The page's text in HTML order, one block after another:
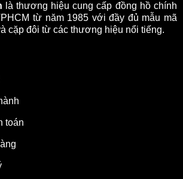
là thương hiệu cung cấp đồng hồ chính
từ năm 1985 với đầy đủ mẫu mã
cặp đôi từ các thương hiệu nổi tiếng.
toán